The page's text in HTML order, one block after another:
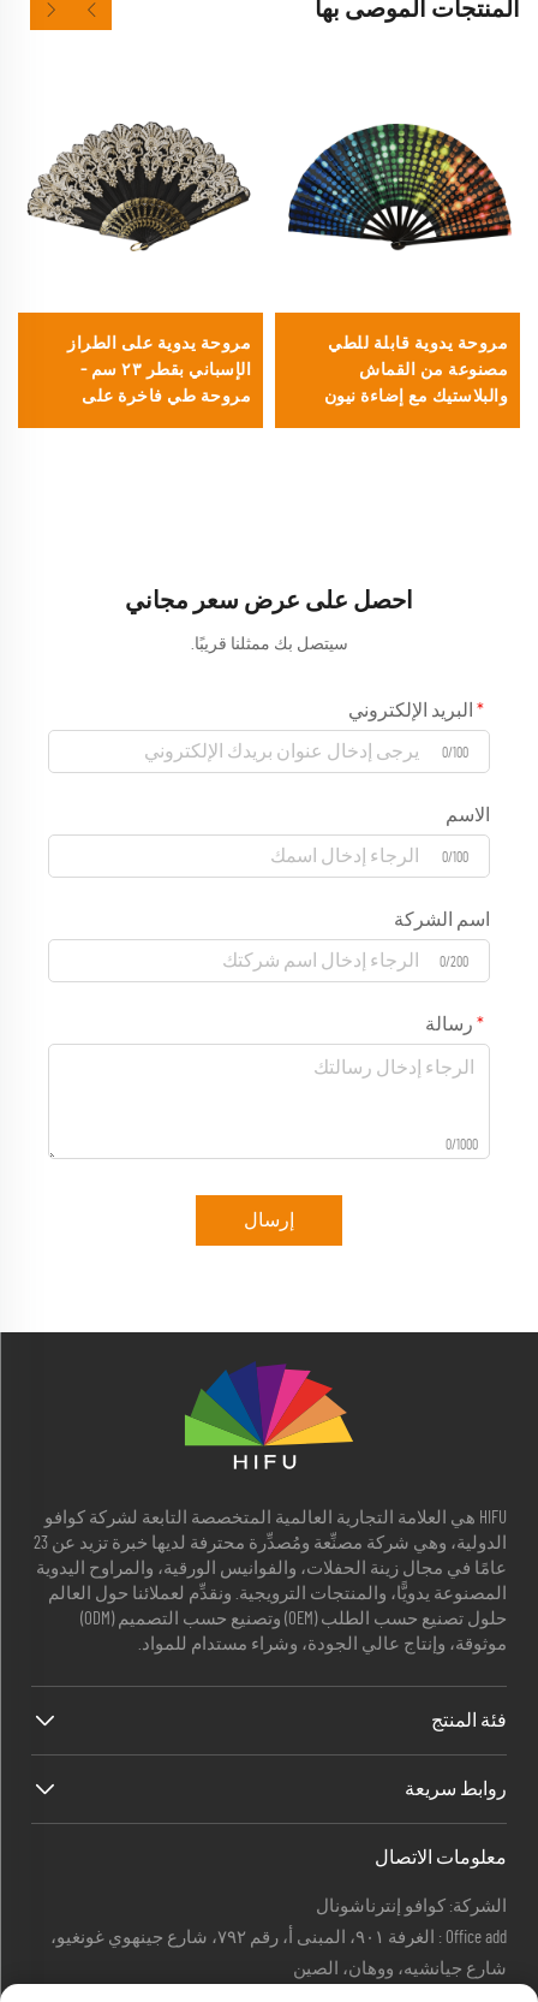
المنتجات الموصى بها
مروحة يدوية قابلة للطي
مصنوعة من القماش
والبلاستيك مع إضاءة نيون
مروحة يدوية على الطراز
الإسباني بقطر ٢٣ سم –
مروحة طي فاخرة على
احصل على عرض سعر مجاني
سيتصل بك ممثلنا قريبًا.
البريد الإلكتروني
0/100
الاسم
0/100
اسم الشركة
0/200
رسالة
0/1000
إرسال
HIFU هي العلامة التجارية العالمية المتخصصة التابعة لشركة كوافو
الدولية، وهي شركة مصنِّعة ومُصدِّرة محترفة لديها خبرة تزيد عن 23
عامًا في مجال زينة الحفلات، والفوانيس الورقية، والمراوح اليدوية
المصنوعة يدويًّا، والمنتجات الترويجية. ونقدِّم لعملائنا حول العالم
حلول تصنيع حسب الطلب (OEM) وتصنيع حسب التصميم (ODM)
موثوقة، وإنتاج عالي الجودة، وشراء مستدام للمواد.
فئة المنتج
روابط سريعة
معلومات الاتصال
الشركة: كوافو إنترناشونال
Office add : الغرفة ٩٠١، المبنى أ، رقم ٧٩٢، شارع جينهوي غونغيو،
شارع جيانشيه، ووهان، الصين